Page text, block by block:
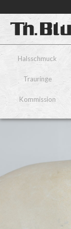
Halsschmuck
Trauringe
Kommission